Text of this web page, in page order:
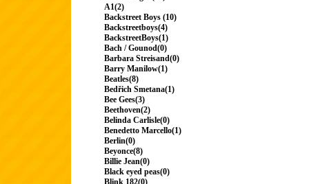
A1(2)
Backstreet Boys (10)
Backstreetboys(4)
BackstreetBoys(1)
Bach / Gounod(0)
Barbara Streisand(0)
Barry Manilow(1)
Beatles(8)
Bedřich Smetana(1)
Bee Gees(3)
Beethoven(2)
Belinda Carlisle(0)
Benedetto Marcello(1)
Berlin(0)
Beyonce(8)
Billie Jean(0)
Black eyed peas(0)
Blink 182(0)